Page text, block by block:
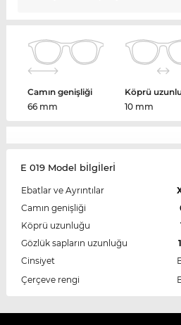
Camın genişliği
66 mm
Köprü
10 mm
E 019 Model bİlgİlerİ
Ebatlar ve Ayrıntılar
Camın genişliği
Köprü uzunluğu
Gözlük sapların uzunluğu
Cinsiyet
Çerçeve rengi